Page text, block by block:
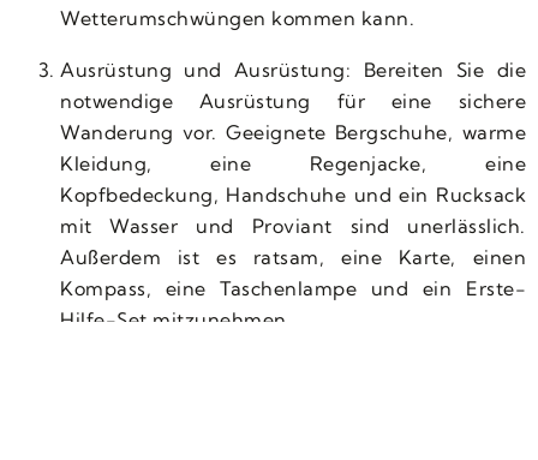
Wetterumschwüngen kommen kann.
Ausrüstung und Ausrüstung: Bereiten Sie die
notwendige Ausrüstung für eine sichere
Wanderung vor. Geeignete Bergschuhe, warme
Kleidung, eine Regenjacke, eine
Kopfbedeckung, Handschuhe und ein Rucksack
mit Wasser und Proviant sind unerlässlich.
Außerdem ist es ratsam, eine Karte, einen
Kompass, eine Taschenlampe und ein Erste-
Hilfe-Set mitzunehmen.